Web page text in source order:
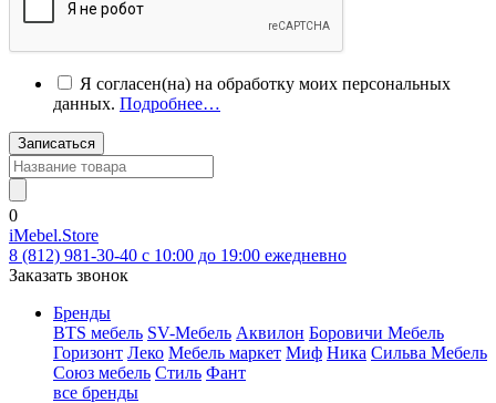
Я согласен(на) на обработку моих персональных
данных. Подробнее…
Записаться
0
iMebel.Store
8 (812) 981-30-40 c 10:00 до 19:00 ежедневно
Заказать звонок
Бренды
BTS мебель SV-Мебель Аквилон Боровичи Мебель
Горизонт Леко Мебель маркет Миф Ника Сильва Мебель
Союз мебель Стиль Фант
все бренды